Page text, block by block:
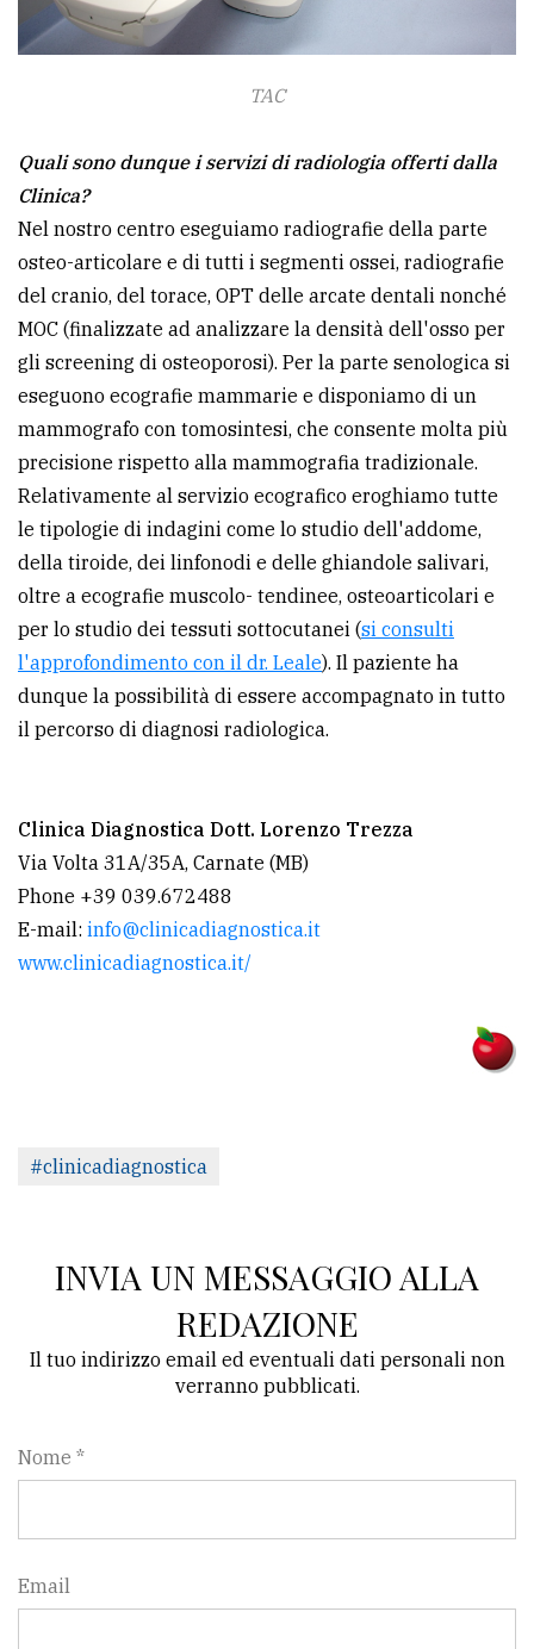
TAC
Quali sono dunque i servizi di radiologia offerti dalla
Clinica?
Nel nostro centro eseguiamo radiografie della parte
osteo-articolare e di tutti i segmenti ossei, radiografie
del cranio, del torace, OPT delle arcate dentali nonché
MOC (finalizzate ad analizzare la densità dell'osso per
gli screening di osteoporosi). Per la parte senologica si
eseguono ecografie mammarie e disponiamo di un
mammografo con tomosintesi, che consente molta più
precisione rispetto alla mammografia tradizionale.
Relativamente al servizio ecografico eroghiamo tutte
le tipologie di indagini come lo studio dell'addome,
della tiroide, dei linfonodi e delle ghiandole salivari,
oltre a ecografie muscolo- tendinee, osteoarticolari e
per lo studio dei tessuti sottocutanei (si consulti
l'approfondimento con il dr. Leale). Il paziente ha
dunque la possibilità di essere accompagnato in tutto
il percorso di diagnosi radiologica.
Clinica Diagnostica Dott. Lorenzo Trezza
Via Volta 31A/35A, Carnate (MB)
Phone +39 039.672488
E-mail: info@clinicadiagnostica.it
www.clinicadiagnostica.it/
#clinicadiagnostica
INVIA UN MESSAGGIO ALLA
REDAZIONE
Il tuo indirizzo email ed eventuali dati personali non
verranno pubblicati.
Nome *
Email